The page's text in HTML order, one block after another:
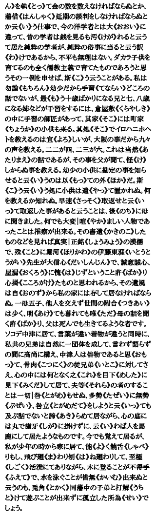
ん》を執《とっ》て金の数を数えなければならぬとか、
藩借《はんしゃく》延期の談判をしなければならぬと
か云《い》う仕事で、今の洋学者とは大《おおい》に
違って、昔の学者は銭を見るも汚《けが》れると云う
て居た純粋の学者が、純粋の俗事に当ると云う訳
《わ》けであるから、不平も無理はない。ダカラ子供を
育てるのも全く儒教主義で育てたものであろうと思
うその一例を申せば、斯《こ》う云うことがある。私は
勿論《もちろん》幼少だから手習《てならい》どころの
話でないが、最《も》う十歳ばかりになる兄と七、八歳
になる姉などが手習をするには、倉屋敷《くらやしき》
の中に手習の師匠があって、其家《そこ》には町家
《ちょうか》の小供も来る。其処《そこ》でイロハニホヘ
トを教えるのは宜《よろ》しいが、大阪の事だから九々
の声を教える。二二が四、二三が六。これは当然《あ
たりまえ》の話であるが、その事を父が聞て、怪《け》
しからぬ事を教える。幼少の小供に勘定の事を知ら
せると云《い》うのは以《もっ》ての外《ほか》だ。斯
《こ》う云《い》う処に小供は遣《やっ》て置かれぬ。何
を教えるか知れぬ。早速《さっそく》取返せと云《い
っ》て取返した事があると云うことは、後《のち》に母
に聞きました。何でも大変｜喧《やか》ましい人物であ
ったことは推察が出来る。その書遺《かきのこ》した
ものなどを見れば真実｜正銘《しょうみょう》の漢儒
で、殊《こと》に堀河《ほりかわ》の伊藤東涯《いとうと
うがい》先生が大信心《だいしんじん》で、誠意誠心、
屋漏《おくろう》に愧《は》じずということ許《ばか》り
心掛《こころがけ》たものと思われるから、その遺風
は自《おのず》から私の家には存して居なければなら
ぬ。一母五子、他人を交えず世間の附合《つきあい》
は少く、明《あけ》ても暮れても唯《ただ》母の話を聞
く許《ばか》り、父は死んでも生きてるような者です。
ソコデ中津に居て、言葉が違い着物が違うと同時に、
私共の兄弟は自然に一団体を成して、言わず語らず
の間に高尚に構え、中津人は俗物であると思《おも
っ》て、骨肉《こつにく》の従兄弟《いとこ》に対してさ
え、心の中には何となく之《これ》を目下《めした》に
見下《みくだ》して居て、夫等《それら》の者のするこ
とは一切｜咎《とがめ》もせぬ、多勢《たぜい》に無勢
《ぶぜい》、咎立《とがめだて》をしようと云《いっ》ても
及ぶ話でないと諦《あき》らめて居ながら、心の底に
は丸で歯牙《しが》に掛けずに、云《い》わば人を馬
鹿にして居たようなものです。今でも覚えて居るが、
私が少年の時から家に居て、能《よ》く饒舌《しゃべ》
りもし、飛び廻《ま》わり刎《は》ね廻わりして、至極
《しごく》活溌にてありながら、木に登ることが不得手
《ふえて》で、水を泳ぐことが皆無《かいむ》出来ぬと
云うのも、兎角《とかく》同藩中の子弟と打解《うち
と》けて遊ぶことが出来ずに孤立した所為《せい》で
しょう。